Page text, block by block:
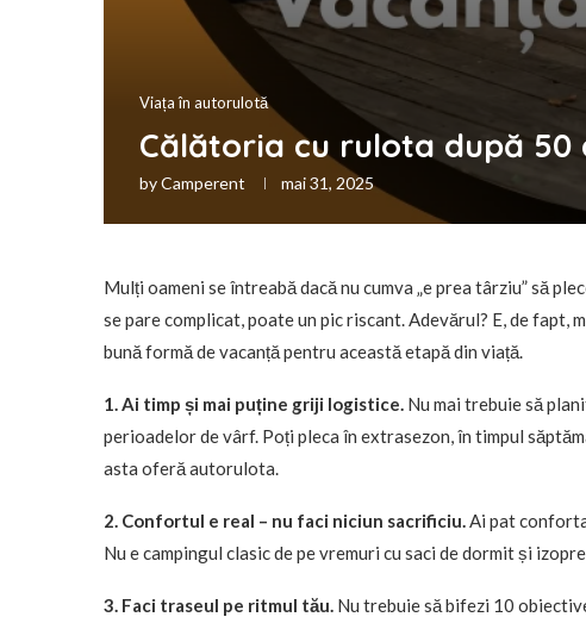
Viața în autorulotă
Călătoria cu rulota după
byCamperent mai 31, 2025
Mulți oameni se întreabă dacă nu cumva „e prea târziu” să
se pare complicat, poate un pic riscant. Adevărul? E, de fapt,
bună formă de vacanță pentru această etapă din viață.
1. Ai timp și mai puține griji logistice. Nu mai trebuie să
perioadelor de vârf. Poți pleca în extrasezon, în timpul
asta oferă autorulota.
2. Confortul e real – nu faci niciun sacrificiu.Ai pat
Nu e campingul clasic de pe vremuri cu saci de dormit și
3. Faci traseul pe ritmul tău. Nu trebuie să bifezi 10